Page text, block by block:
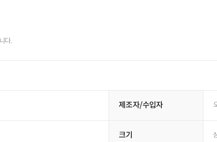
다.
제조자/수입자
크기